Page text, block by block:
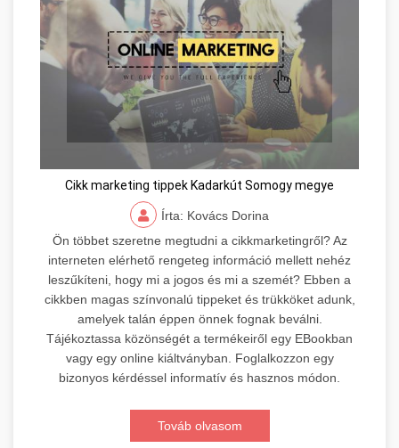
Cikk marketing tippek Kadarkút Somogy megye
Írta: Kovács Dorina
Ön többet szeretne megtudni a cikkmarketingről? Az
interneten elérhető rengeteg információ mellett nehéz
leszűkíteni, hogy mi a jogos és mi a szemét? Ebben a
cikkben magas színvonalú tippeket és trükköket adunk,
amelyek talán éppen önnek fognak beválni.
Tájékoztassa közönségét a termékeiről egy EBookban
vagy egy online kiáltványban. Foglalkozzon egy
bizonyos kérdéssel informatív és hasznos módon.
Továb olvasom